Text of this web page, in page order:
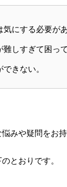
気にする必要が
しすぎて困って
きない。
みや疑問をお
とおりです。